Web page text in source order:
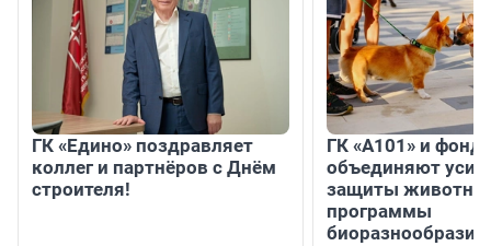
ГК «Едино» поздравляет
коллег и партнёров с Днём
строителя!
ГК «А101» и фонд
объединяют
защиты
программы
биоразнообразия